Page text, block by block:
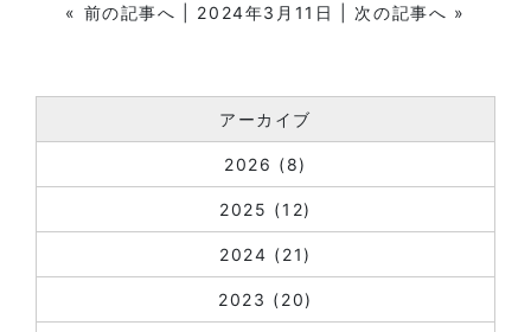
アーカイブ
2026 (8)
2025 (12)
2024 (21)
2023 (20)
« 前の記事へ | 2024年3月11日 | 次の記事へ »